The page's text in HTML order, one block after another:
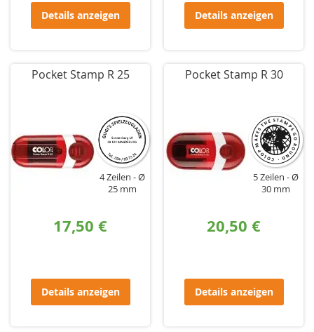
Details anzeigen Details anzeigen
Pocket Stamp R 25
4 Zeilen
Ø
25 mm
17,50 €
Details anzeigen
Pocket Stamp R 30
5 Zeilen
Ø
30 mm
20,50 €
Details anzeigen